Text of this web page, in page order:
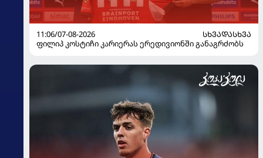
11:06/07-08-2026
ᲡᲮᲕᲐᲓᲐᲡᲮᲕᲐ
ფილიპ კოსტიჩი კარიერას ერედივიონში განაგრძობს